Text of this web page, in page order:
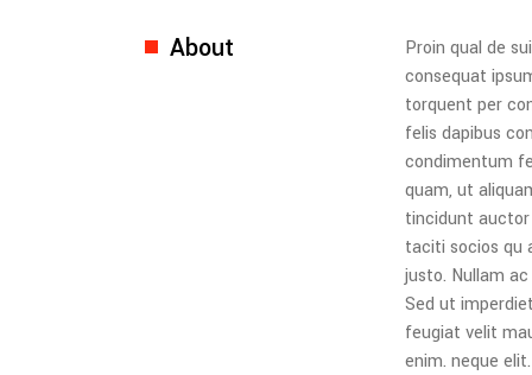
About
Proin qual de
consequat
torquent per
felis dapibus
condimentum
quam, ut
tincidunt auctor
taciti socios qu
justo. Nullam
Sed ut
feugiat velit
enim. neque